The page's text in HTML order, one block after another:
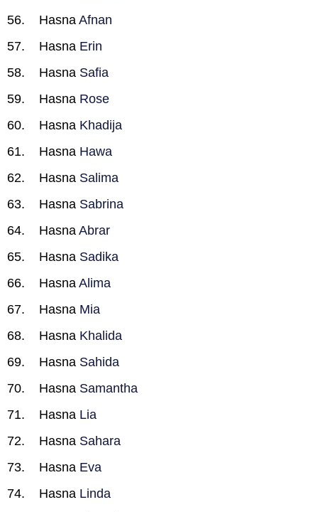
Hasna Afnan
Hasna Erin
Hasna Safia
Hasna Rose
Hasna Khadija
Hasna Hawa
Hasna Salima
Hasna Sabrina
Hasna Abrar
Hasna Sadika
Hasna Alima
Hasna Mia
Hasna Khalida
Hasna Sahida
Hasna Samantha
Hasna Lia
Hasna Sahara
Hasna Eva
Hasna Linda